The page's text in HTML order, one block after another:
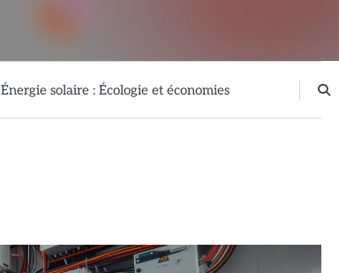
Énergie solaire : Écologie et économies